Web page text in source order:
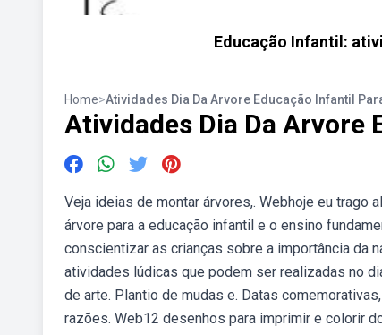
Educação Infantil:
Home>Atividades Dia Da Arvore Educação Infantil
Atividades Dia Da
Veja ideias de montar árvores,. Webhoje eu
árvore para a educação infantil e o ensino
conscientizar as crianças sobre a importância da
atividades lúdicas que podem ser realizadas no
de arte. Plantio de mudas e. Datas
razões. Web12 desenhos para imprimir e colorir